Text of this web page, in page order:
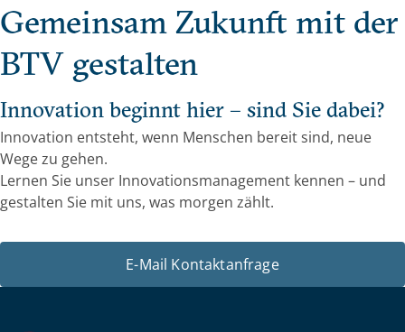
Gemeinsam Zukunft mit der
BTV gestalten
Innovation beginnt hier – sind Sie dabei?
Innovation entsteht, wenn Menschen bereit sind, neue
Wege zu gehen.
Lernen Sie unser Innovationsmanagement kennen – und
gestalten Sie mit uns, was morgen zählt.
E-Mail Kontaktanfrage